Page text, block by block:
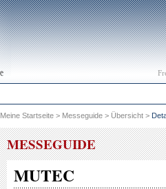
Meine Startseite > Messeguide > Übersicht >
MESSEGUIDE
MUTEC